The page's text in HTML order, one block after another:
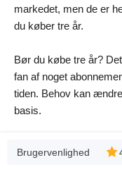
markedet, men de er
du køber tre år.
Bør du købe tre år?
fan af noget
tiden. Behov kan
basis.
Under betaling vil du
”forudvalgte mersalg.”
Brugervenlighed